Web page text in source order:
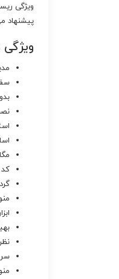
ویژگی
پیشنهاد
کد